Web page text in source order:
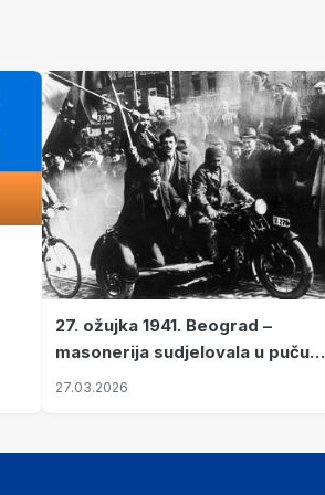
27. ožujka 1941. Beograd –
masonerija sudjelovala u puču
koji je Jugoslaviju odveo u krvavi
27.03.2026